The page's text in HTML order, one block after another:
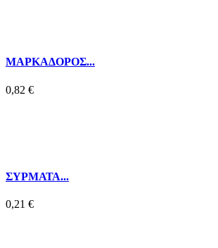
ΜΑΡΚΑΔΟΡΟΣ...
0,82 €
ΣΥΡΜΑΤΑ...
0,21 €